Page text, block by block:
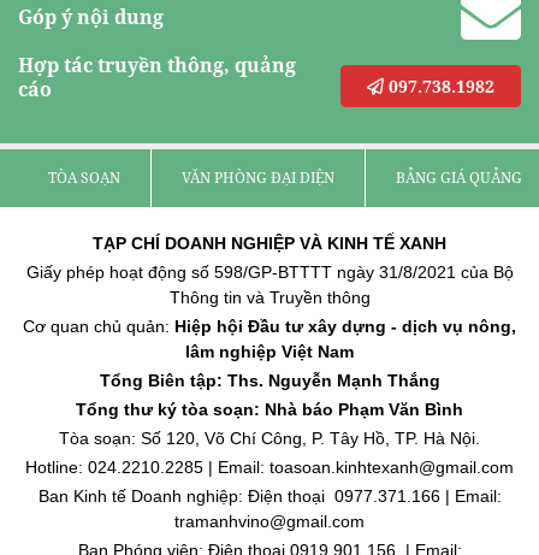
Góp ý nội dung
Hợp tác truyền thông, quảng
cáo
097.738.1982
TÒA SOẠN VĂN PHÒNG ĐẠI DIỆN BẢNG GIÁ QUẢNG
TẠP CHÍ DOANH NGHIỆP VÀ KINH TẾ XANH
Giấy phép hoạt động số 598/GP-BTTTT ngày 31/8/2021 của Bộ
Thông tin và Truyền thông
Cơ quan chủ quản: Hiệp hội Đầu tư xây dựng - dịch vụ nông,
lâm nghiệp Việt Nam
Tổng Biên tập: Ths. Nguyễn Mạnh Thắng
Tổng thư ký tòa soạn: Nhà báo Phạm Văn Bình
Tòa soạn: Số 120, Võ Chí Công, P. Tây Hồ, TP. Hà Nội.
Hotline: 024.2210.2285 | Email: toasoan.kinhtexanh@gmail.com
Ban Kinh tế Doanh nghiệp: Điện thoại 0977.371.166 | Email:
tramanhvino@gmail.com
Ban Phóng viên: Điện thoại 0919.901.156 | Email: